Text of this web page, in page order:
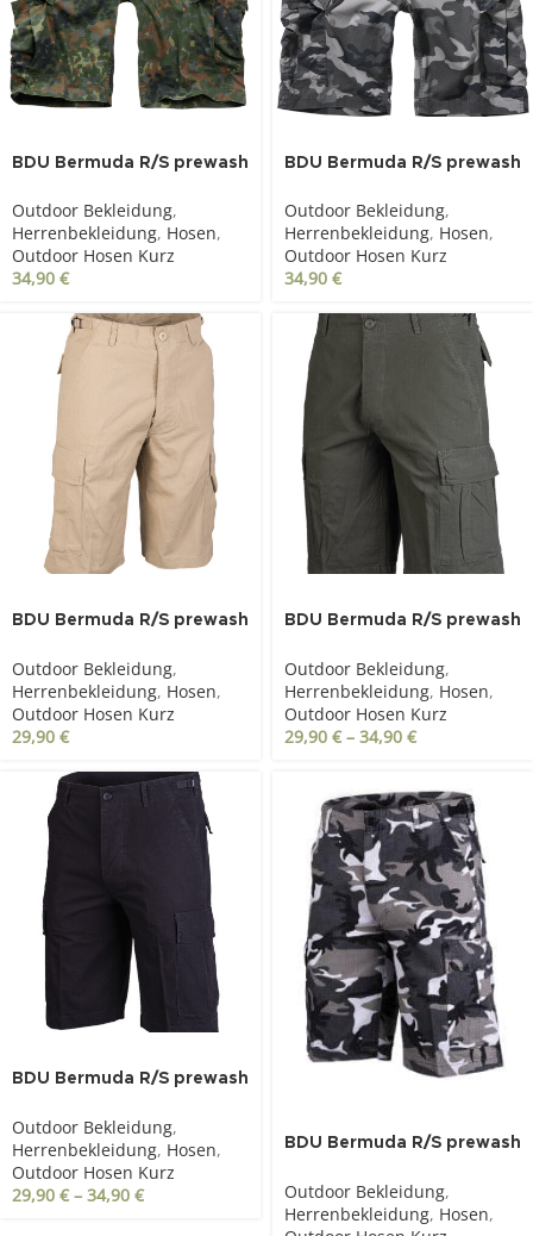
BDU Bermuda R/S prewash
Outdoor Bekleidung,
Herrenbekleidung, Hosen,
Outdoor Hosen Kurz
34,90 €
BDU Bermuda R/S prewash
Outdoor Bekleidung,
Herrenbekleidung, Hosen,
Outdoor Hosen Kurz
34,90 €
BDU Bermuda R/S prewash
Outdoor Bekleidung,
Herrenbekleidung, Hosen,
Outdoor Hosen Kurz
29,90 €
BDU Bermuda R/S prewash
Outdoor Bekleidung,
Herrenbekleidung, Hosen,
Outdoor Hosen Kurz
29,90 €– 34,90 €
BDU Bermuda R/S prewash
Outdoor Bekleidung,
Herrenbekleidung, Hosen,
Outdoor Hosen Kurz
29,90 €– 34,90 €
BDU Bermuda R/S prewash
Outdoor Bekleidung,
Herrenbekleidung, Hosen,